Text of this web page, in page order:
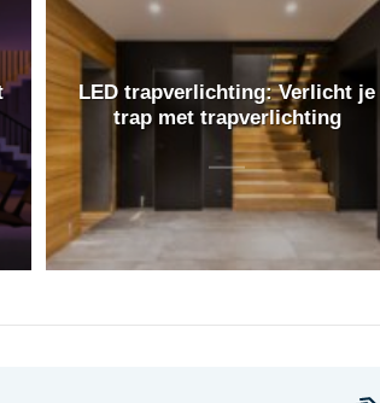
LED trapverlichting: Verlicht je
trap met trapverlichting